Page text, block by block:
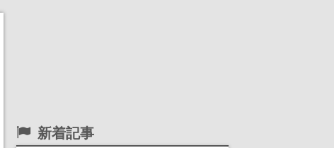
新着記事